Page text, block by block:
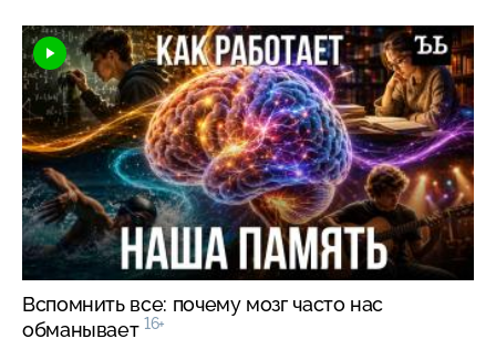
Вспомнить все: почему мозг часто нас
обманывает 16+